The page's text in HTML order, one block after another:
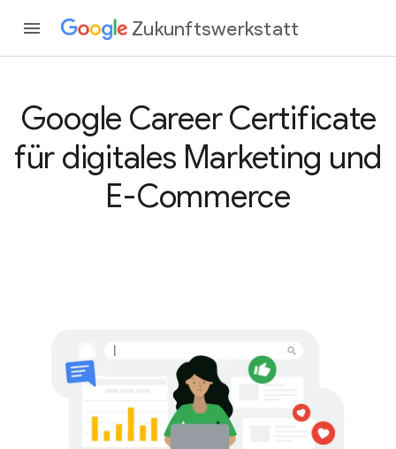
Zukunftswerkstatt
Google Career Certificate
für digitales Marketing und
E-Commerce